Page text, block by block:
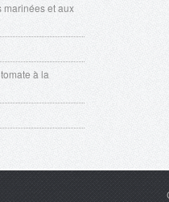
marinées et aux
à la